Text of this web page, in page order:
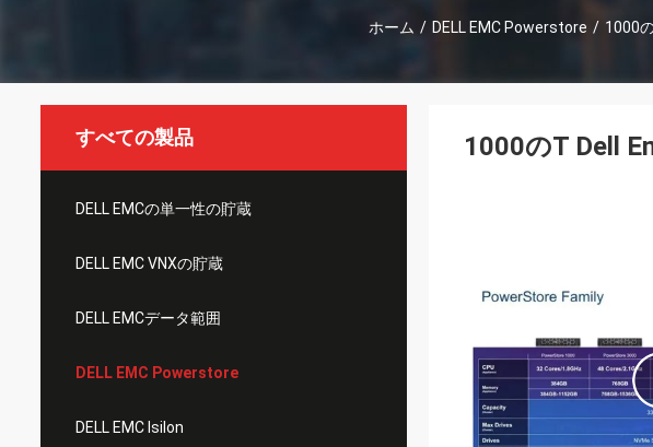
ホーム / DELL EMC Powerstore / 1000
すべての製品
DELL EMCの単一性の貯蔵
DELL EMC VNXの貯蔵
DELL EMCデータ範囲
DELL EMC Powerstore
DELL EMC Isilon
1000のT Dell